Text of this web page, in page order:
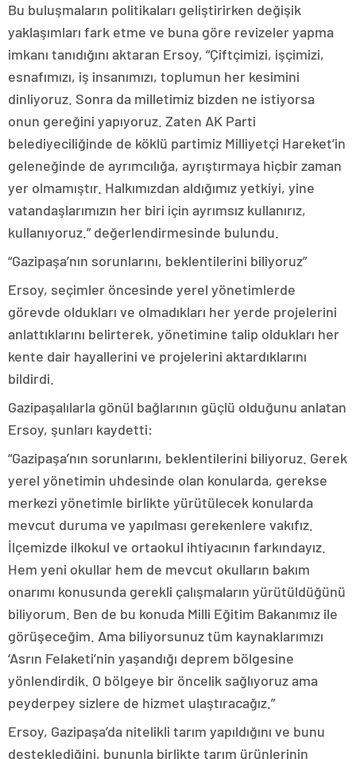
Bu buluşmaların politikaları geliştirirken değişik
yaklaşımları fark etme ve buna göre revizeler yapma
imkanı tanıdığını aktaran Ersoy, “Çiftçimizi, işçimizi,
esnafımızı, iş insanımızı, toplumun her kesimini
dinliyoruz. Sonra da milletimiz bizden ne istiyorsa
onun gereğini yapıyoruz. Zaten AK Parti
belediyeciliğinde de köklü partimiz Milliyetçi Hareket’in
geleneğinde de ayrımcılığa, ayrıştırmaya hiçbir zaman
yer olmamıştır. Halkımızdan aldığımız yetkiyi, yine
vatandaşlarımızın her biri için ayrımsız kullanırız,
kullanıyoruz.” değerlendirmesinde bulundu.
“Gazipaşa’nın sorunlarını, beklentilerini biliyoruz”
Ersoy, seçimler öncesinde yerel yönetimlerde
görevde oldukları ve olmadıkları her yerde projelerini
anlattıklarını belirterek, yönetimine talip oldukları her
kente dair hayallerini ve projelerini aktardıklarını
bildirdi.
Gazipaşalılarla gönül bağlarının güçlü olduğunu anlatan
Ersoy, şunları kaydetti:
“Gazipaşa’nın sorunlarını, beklentilerini biliyoruz. Gerek
yerel yönetimin uhdesinde olan konularda, gerekse
merkezi yönetimle birlikte yürütülecek konularda
mevcut duruma ve yapılması gerekenlere vakıfız.
İlçemizde ilkokul ve ortaokul ihtiyacının farkındayız.
Hem yeni okullar hem de mevcut okulların bakım
onarımı konusunda gerekli çalışmaların yürütüldüğünü
biliyorum. Ben de bu konuda Milli Eğitim Bakanımız ile
görüşeceğim. Ama biliyorsunuz tüm kaynaklarımızı
‘Asrın Felaketi’nin yaşandığı deprem bölgesine
yönlendirdik. O bölgeye bir öncelik sağlıyoruz ama
peyderpey sizlere de hizmet ulaştıracağız.”
Ersoy, Gazipaşa’da nitelikli tarım yapıldığını ve bunu
desteklediğini, bununla birlikte tarım ürünlerinin